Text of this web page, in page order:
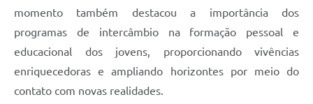
momento também destacou a importância dos
programas de intercâmbio na formação pessoal e
educacional dos jovens, proporcionando vivências
enriquecedoras e ampliando horizontes por meio do
contato com novas realidades.